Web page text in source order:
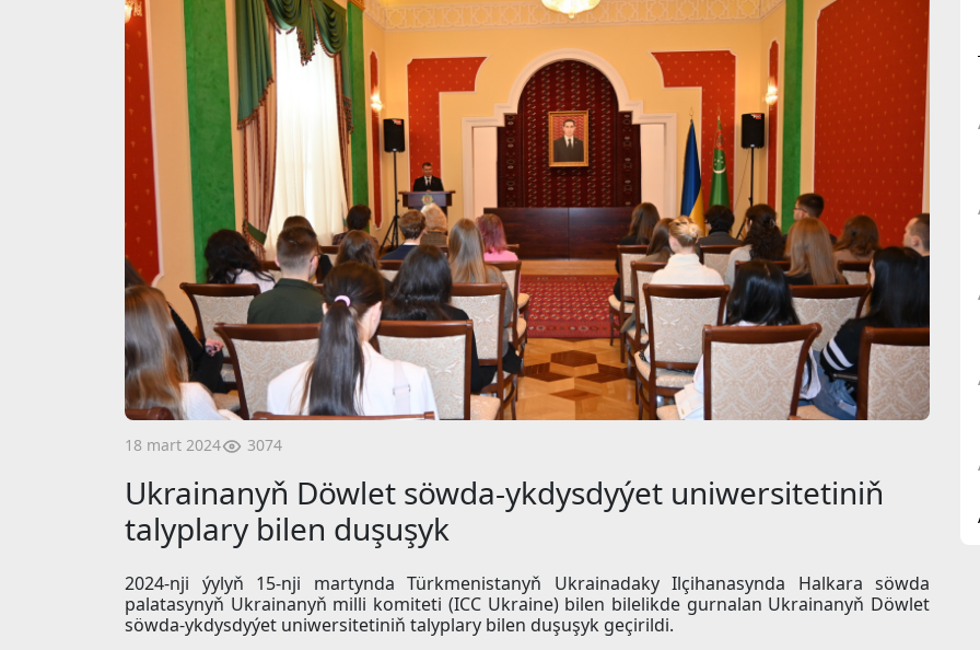
18 mart 2024 3074
Ukrainanyň Döwlet söwda-ykdysdyýet uniwersitetiniň
talyplary bilen duşuşyk
2024-nji ýylyň 15-nji martynda Türkmenistanyň Ukrainadaky Ilçihanasynda Halkara söwda
palatasynyň Ukrainanyň milli komiteti (ICC Ukraine) bilen bilelikde gurnalan Ukrainanyň Döwlet
söwda-ykdysdyýet uniwersitetiniň talyplary bilen duşuşyk geçirildi.